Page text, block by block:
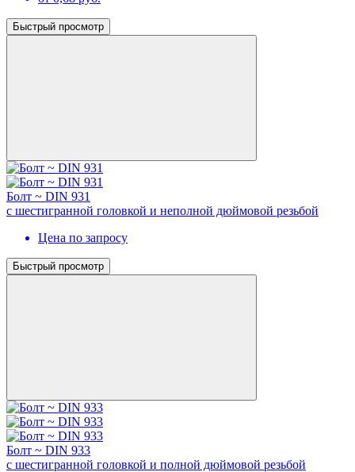
Быстрый просмотр
Болт ~ DIN 931
с шестигранной головкой и неполной дюймовой резьбой
Цена по запросу
Быстрый просмотр
Болт ~ DIN 933
с шестигранной головкой и полной дюймовой резьбой